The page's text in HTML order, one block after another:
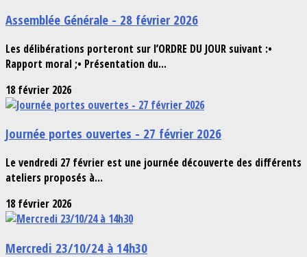
Assemblée Générale - 28 février 2026
Les délibérations porteront sur l’ORDRE DU JOUR suivant :•
Rapport moral ;• Présentation du...
18 février 2026
Journée portes ouvertes - 27 février 2026
Le vendredi 27 février est une journée découverte des différents
ateliers proposés à...
18 février 2026
Mercredi 23/10/24 à 14h30